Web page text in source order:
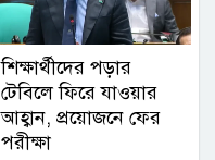
শিক্ষার্থীদের পড়ার
টেবিলে ফিরে যাওয়ার
আহ্বান, প্রয়োজনে ফের
পরীক্ষা